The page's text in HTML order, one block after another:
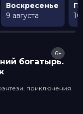
Воскресенье
9 августа
10
богатырь.
6+
приключения